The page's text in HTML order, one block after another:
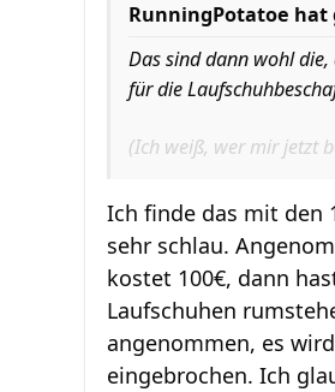
RunningPotatoe hat
Das sind dann wohl
für die
(Ich weiß, wer mir jetzt
Ich finde das mit den
sehr schlau.
kostet 100€, dann
Laufschuhen
angenommen, es wird
eingebrochen. Ich